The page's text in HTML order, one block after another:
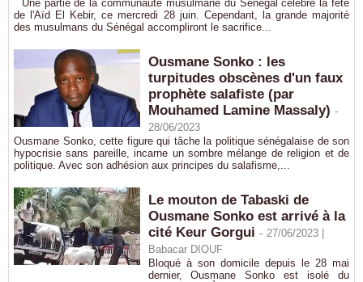
Une partie de la communauté musulmane du Sénégal célèbre la fête
de l'Aïd El Kebir, ce mercredi 28 juin. Cependant, la grande majorité
des musulmans du Sénégal accompliront le sacrifice...
​Ousmane Sonko : les
turpitudes obscènes d'un faux
prophète salafiste (par
Mouhamed Lamine Massaly) -
28/06/2023
Ousmane Sonko, cette figure qui tâche la politique sénégalaise de son
hypocrisie sans pareille, incarne un sombre mélange de religion et de
politique. Avec son adhésion aux principes du salafisme,...
Le mouton de Tabaski de
Ousmane Sonko est arrivé à la
cité Keur Gorgui - 27/06/2023 |
Babacar DIOUF
Bloqué à son domicile depuis le 28 mai
dernier, Ousmane Sonko est isolé du